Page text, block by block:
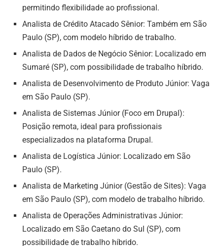
permitindo flexibilidade ao profissional.
Analista de Crédito Atacado Sênior: Também em São
Paulo (SP), com modelo híbrido de trabalho.
Analista de Dados de Negócio Sênior: Localizado em
Sumaré (SP), com possibilidade de trabalho híbrido.
Analista de Desenvolvimento de Produto Júnior: Vaga
em São Paulo (SP).
Analista de Sistemas Júnior (Foco em Drupal):
Posição remota, ideal para profissionais
especializados na plataforma Drupal.
Analista de Logística Júnior: Localizado em São
Paulo (SP).
Analista de Marketing Júnior (Gestão de Sites): Vaga
em São Paulo (SP), com modelo de trabalho híbrido.
Analista de Operações Administrativas Júnior:
Localizado em São Caetano do Sul (SP), com
possibilidade de trabalho híbrido.